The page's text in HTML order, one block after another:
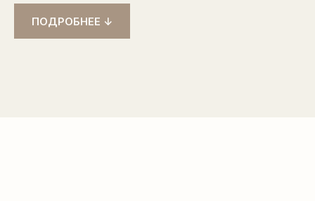
ПОДРОБНЕЕ ↓
от комплектации, выбранной технологии